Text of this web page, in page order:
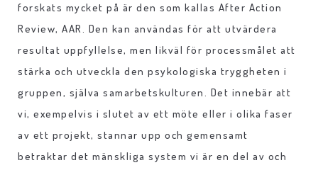
forskats mycket på är den som kallas After Action
Review, AAR. Den kan användas för att utvärdera
resultat uppfyllelse, men likväl för processmålet att
stärka och utveckla den psykologiska tryggheten i
gruppen, själva samarbetskulturen. Det innebär att
vi, exempelvis i slutet av ett möte eller i olika faser
av ett projekt, stannar upp och gemensamt
betraktar det mänskliga system vi är en del av och